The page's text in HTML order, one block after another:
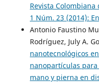
Revista Colombiana
1 Núm. 23 (2014):
Antonio Faustino
Rodríguez, July A.
nanotecnológicos
nanopartículas
mano y pierna en